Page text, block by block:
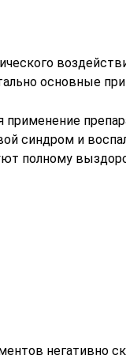
основные
синдром и
полному
негативно